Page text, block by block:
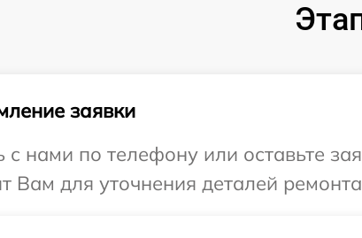
заявки
с нами по телефону или оставьте
Вам для уточнения деталей